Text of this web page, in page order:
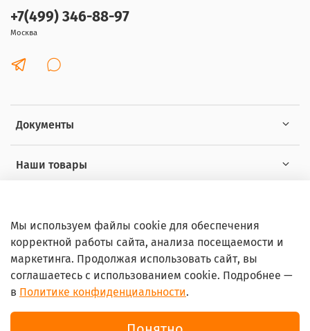
Документы
Наши товары
+7(499) 346-88-97
Москва
© 2026 Любое использование контента без письменного
разрешения запрещено
Мы используем файлы cookie для обеспечения
корректной работы сайта, анализа посещаемости и
маркетинга. Продолжая использовать сайт, вы
соглашаетесь с использованием cookie. Подробнее —
в Политике конфиденциальности.